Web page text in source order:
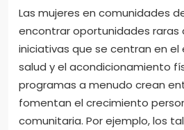
Las mujeres en comunidades
encontrar oportunidades raras
iniciativas que se centran en
salud y el acondicionamiento
programas a menudo crean
fomentan el crecimiento
comunitaria. Por ejemplo, los